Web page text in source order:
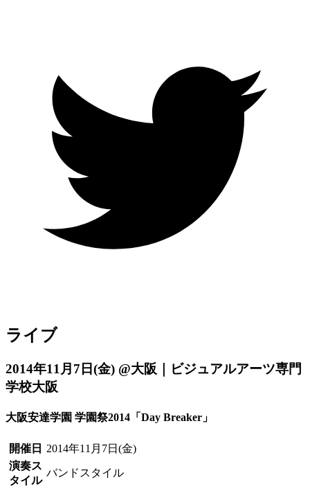
ライブ
2014年11月7日(金) @大阪｜ビジュアルアーツ専門
学校大阪
大阪安達学園 学園祭2014「Day Breaker」
開催日 2014年11月7日 (金)
演奏ス
タイル
バンドスタイル